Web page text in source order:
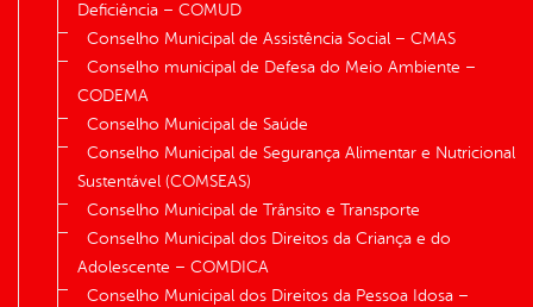
Deficiência – COMUD
Conselho Municipal de Assistência Social – CMAS
Conselho municipal de Defesa do Meio Ambiente –
CODEMA
Conselho Municipal de Saúde
Conselho Municipal de Segurança Alimentar e Nutricional
Sustentável (COMSEAS)
Conselho Municipal de Trânsito e Transporte
Conselho Municipal dos Direitos da Criança e do
Adolescente – COMDICA
Conselho Municipal dos Direitos da Pessoa Idosa –